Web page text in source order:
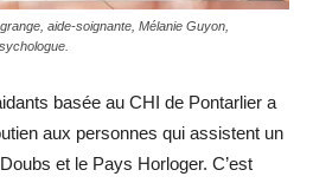
aide-soignante, Mélanie Guyon,
basée au CHI de Pontarlier a
aux personnes qui assistent un
et le Pays Horloger. C’est